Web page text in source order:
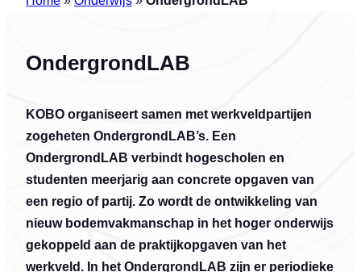
OndergrondLAB
KOBO organiseert samen met werkveldpartijen
zogeheten OndergrondLAB’s. Een
OndergrondLAB verbindt hogescholen en
studenten meerjarig aan concrete opgaven van
een regio of partij. Zo wordt de ontwikkeling van
nieuw bodemvakmanschap in het hoger onderwijs
gekoppeld aan de praktijkopgaven van het
werkveld. In het OndergrondLAB zijn er periodieke